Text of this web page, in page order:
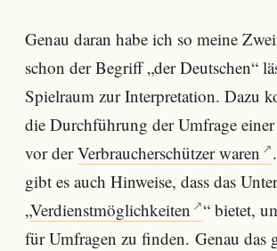
Genau daran habe ich so meine
schon der Begriff „der Deutschen“
Spielraum zur Interpretation. Dazu
die Durchführung der Umfrage
vor derVerbraucherschützer waren
gibt es auch Hinweise, dass das
„Verdienstmöglichkeiten
“ bietet,
für Umfragen zu finden. Genau das